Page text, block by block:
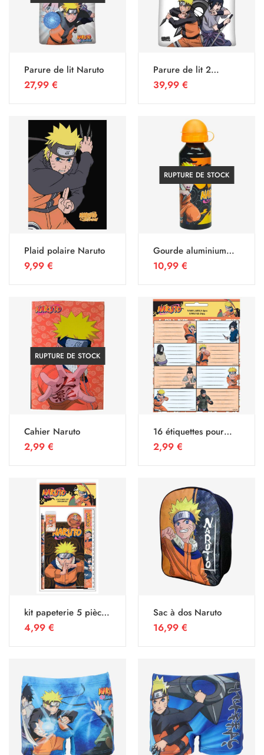
Parure de lit Naruto
27,99 €
Parure de lit 2
personnes Naruto
39,99 €
Plaid polaire Naruto
9,99 €
RUPTURE DE STOCK
Gourde aluminium
500ML Naruto
10,99 €
RUPTURE DE STOCK
Cahier Naruto
2,99 €
16 étiquettes pour
cahier Naruto
2,99 €
kit papeterie 5 pièces
Naruto
4,99 €
Sac à dos Naruto
16,99 €